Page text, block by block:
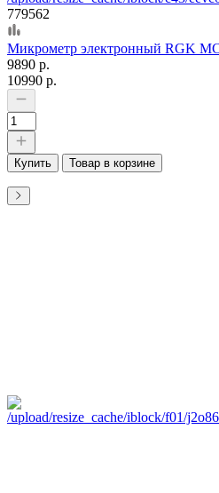
779562
Микрометр электронный RGK
9890 р.
10990 р.
Купить Товар в корзине